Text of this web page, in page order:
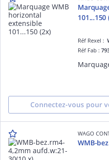
101...150
Réf Rexel :
Réf Fab :
Connectez-vous pour
WAGO
WMB-